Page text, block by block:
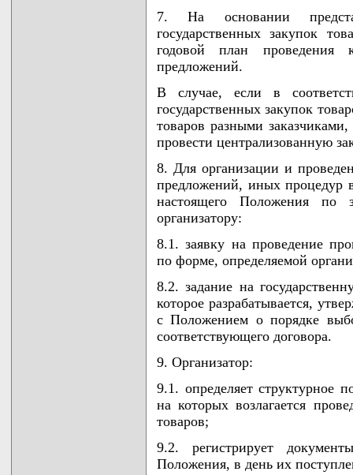
7. На основании
государственных закупок
годовой план проведения
предложений.
В случае, если в
государственных закупок
товаров разными заказчиками,
провести централизованную
8. Для организации и
предложений, иных процедур
настоящего Положения по
организатору:
8.1. заявку на проведение
по форме, определяемой
8.2. задание на
которое разрабатывается,
с Положением о порядке
соответствующего договора.
9. Организатор:
9.1. определяет структурное
на которых возлагается
товаров;
9.2. регистрирует
Положения, в день их